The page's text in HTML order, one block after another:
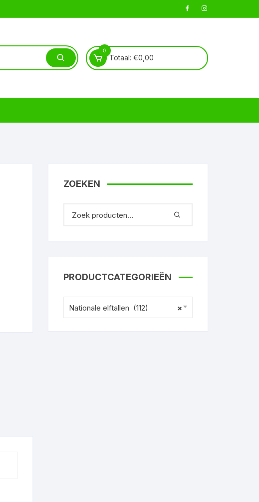
0
Totaal: €0,00
ZOEKEN
PRODUCTCATEGORIEËN
×
Nationale elftallen (112)